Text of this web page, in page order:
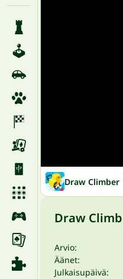
Draw Climber
Draw
Arvio:
Äänet:
Julkaisupäivä: